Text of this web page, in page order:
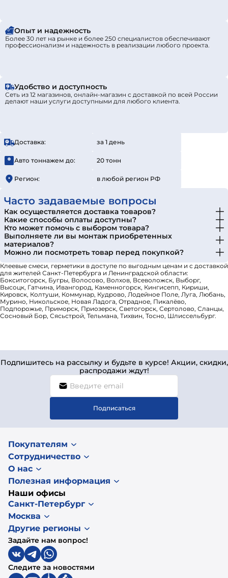
Опыт и надежность
Более 30 лет на рынке и более 250 специалистов обеспечивают
профессионализм и надежность в реализации любого проекта.
Удобство и доступность
Сеть из 12 магазинов, онлайн-магазин с доставкой по всей России
делают наши услуги доступными для любого клиента.
Доставка: за 1 день
Авто тоннажем до: 20 тонн
Регион: в любой регион РФ
Часто задаваемые вопросы
Как осуществляется доставка товаров?
Какие способы оплаты доступны?
Кто может помочь с выбором товара?
Выполняете ли вы монтаж приобретенных
материалов?
Можно ли посмотреть товар перед покупкой?
Клеевые смеси, герметики в доступе по выгодным ценам и с доставкой
для жителей Санкт-Петербурга и Ленинградской области:
Бокситогорск, Бугры, Волосово, Волхов, Всеволожск, Выборг,
Высоцк, Гатчина, Ивангород, Каменногорск, Кингисепп, Кириши,
Кировск, Колтуши, Коммунар, Кудрово, Лодейное Поле, Луга, Любань,
Мурино, Никольское, Новая Ладога, Отрадное, Пикалёво,
Подпорожье, Приморск, Приозерск, Светогорск, Сертолово, Сланцы,
Сосновый Бор, Сясьстрой, Тельмана, Тихвин, Тосно, Шлиссельбург.
Подпишитесь на рассылку и будьте в курсе! Акции, скидки,
распродажи ждут!
Подписаться
Покупателям
Сотрудничество
О нас
Полезная информация
Наши офисы
Санкт-Петербург
Москва
Другие регионы
Задайте нам вопрос!
Следите за новостями